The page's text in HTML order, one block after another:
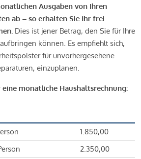
Ausgaben von Ihren
ab – so erhalten Sie Ihr frei
Dies ist jener Betrag, den Sie für Ihre
können. Es empfiehlt sich,
für unvorhergesehene
einzuplanen.
eine monatliche Haushaltsrechnung:
1.850,00
2.350,00